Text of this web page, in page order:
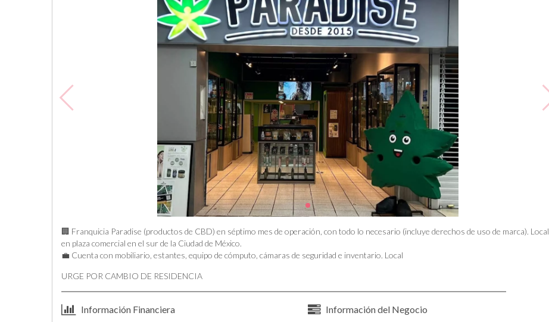
🏢 Franquicia Paradise (productos de CBD) en séptimo mes de operación, con todo lo necesario (incluye derechos de uso de marca). Local
en plaza comercial en el sur de la Ciudad de México.
💼 Cuenta con mobiliario, estantes, equipo de cómputo, cámaras de seguridad e inventario. Local
URGE POR CAMBIO DE RESIDENCIA
Información Financiera Información del Negocio